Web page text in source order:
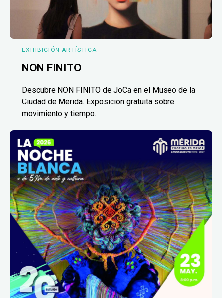
EXHIBICIÓN ARTÍSTICA
NON FINITO
Descubre NON FINITO de JoCa en el Museo de la
Ciudad de Mérida. Exposición gratuita sobre
movimiento y tiempo.